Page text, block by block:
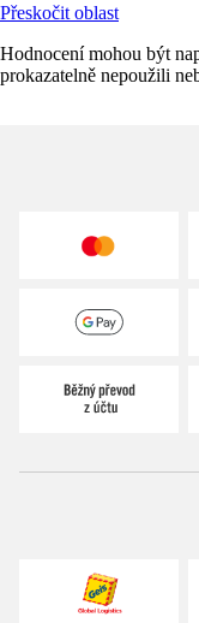
Přeskočit oblast
Hodnocení mohou být
prokazatelně nepoužili